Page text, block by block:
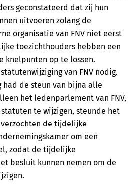
geconstateerd dat zij hun
uitvoeren zolang de
organisatie van FNV niet eerst
toezichthouders hebben een
knelpunten op te lossen.
van FNV nodig.
had de steun van bijna alle
het ledenparlement van FNV,
te wijzigen, steunde het
de tijdelijke
om een
zodat de tijdelijke
besluit kunnen nemen om de